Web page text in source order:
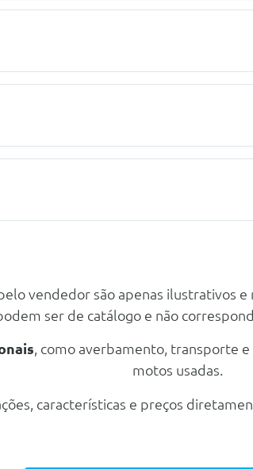
E Acustica
vendedor são apenas ilustrativos
ser de catálogo e não
, como averbamento, transporte
motos usadas.
características e preços